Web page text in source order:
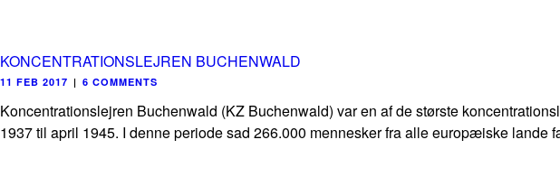
KONCENTRATIONSLEJREN BUCHENWALD
11 FEB 2017 | 6 COMMENTS
Koncentrationslejren Buchenwald (KZ Buchenwald) var en af de største
1937 til april 1945. I denne periode sad 266.000 mennesker fra alle europæiske lande